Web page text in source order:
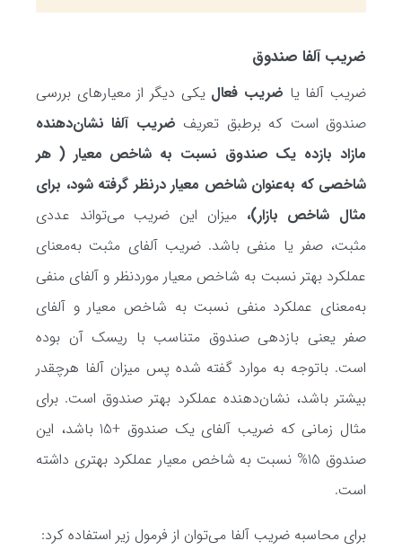
ضریب آلفا صندوق
ضریب آلفا یا ضریب فعال یکی دیگر از معیارهای بررسی
صندوق است که برطبق تعریف ضریب آلفا نشان‌دهنده
مازاد بازده یک صندوق نسبت به شاخص معیار ( هر
شاخصی که به‌عنوان شاخص معیار درنظر گرفته شود، برای
مثال شاخص بازار)،میزان این ضریب می‌تواند عددی
مثبت، صفر یا منفی باشد. ضریب آلفای مثبت به‌معنای
عملکرد بهتر نسبت به شاخص معیار موردنظر و آلفای منفی
به‌معنای عملکرد منفی نسبت به شاخص معیار و آلفای
صفر یعنی بازدهی صندوق متناسب با ریسک آن بوده
است. باتوجه به موارد گفته شده پس میزان آلفا هرچقدر
بیشتر باشد، نشان‌دهنده عملکرد بهتر صندوق است. برای
مثال زمانی که ضریب آلفای یک صندوق +15 باشد، این
صندوق 15% نسبت به شاخص معیار عملکرد بهتری داشته
است.
برای محاسبه ضریب آلفا می‌توان از فرمول زیر استفاده کرد: